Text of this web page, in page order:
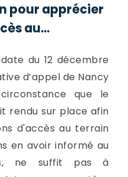
pour apprécier
au...
du 12 décembre
d’appel de Nancy
que le
rendu sur place afin
d'accès au terrain
en avoir informé au
ne suffit pas à